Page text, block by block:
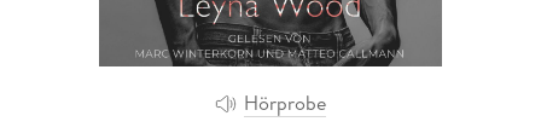
Hörprobe